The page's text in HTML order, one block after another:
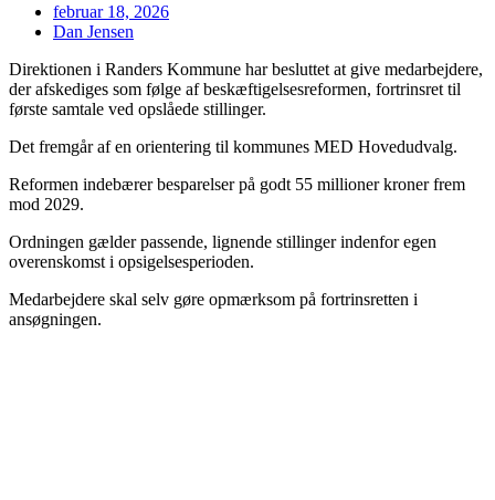
februar 18, 2026
Dan Jensen
Direktionen i Randers Kommune har besluttet at give medarbejdere,
der afskediges som følge af beskæftigelsesreformen, fortrinsret til
første samtale ved opslåede stillinger.
Det fremgår af en orientering til kommunes MED Hovedudvalg.
Reformen indebærer besparelser på godt 55 millioner kroner frem
mod 2029.
Ordningen gælder passende, lignende stillinger indenfor egen
overenskomst i opsigelsesperioden.
Medarbejdere skal selv gøre opmærksom på fortrinsretten i
ansøgningen.